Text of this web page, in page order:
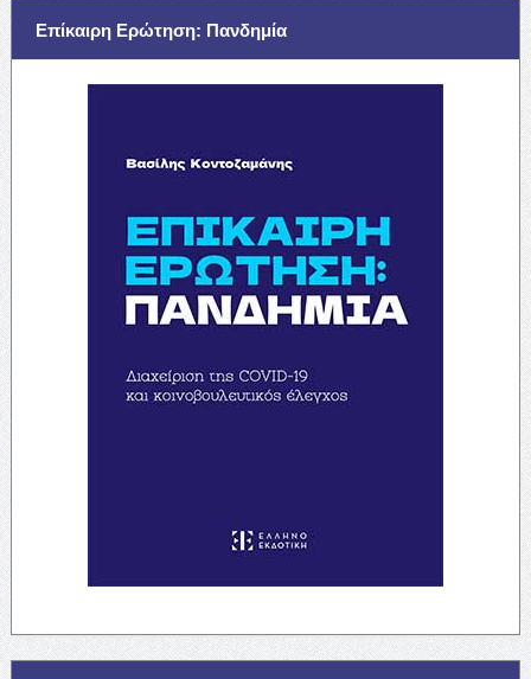
Επίκαιρη Ερώτηση: Πανδημία